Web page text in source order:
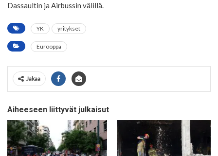
Dassaultin ja Airbussin välillä.
YK yritykset
Eurooppa
Jakaa
Aiheeseen liittyvät julkaisut